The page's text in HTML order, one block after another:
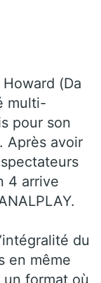
(Da
multi-
pour son
Après avoir
4 arrive
du
en même
format où